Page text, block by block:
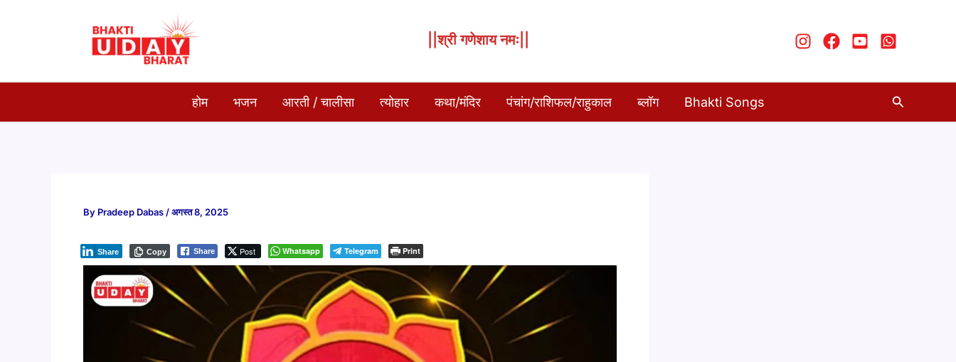
||श्री गणेशाय नमः||
होम भजन आरती / चालीसा त्योहार कथा/मंदिर पंचांग/राशिफल/राहुकाल ब्लॉग Bhakti Songs Search
By Pradeep Dabas /अगस्त 8, 2025
Share Post
Share Whatsapp Telegram
Copy Print